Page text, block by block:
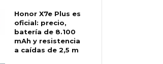
Honor X7e Plus es
oficial: precio,
batería de 8.100
mAh y resistencia
a caídas de 2,5 m